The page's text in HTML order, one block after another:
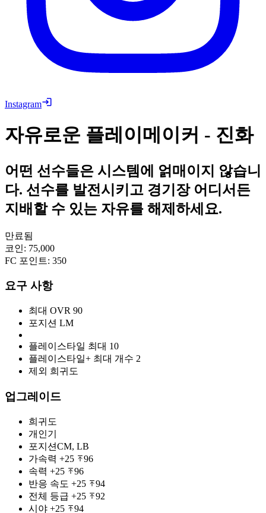
Instagram
자유로운 플레이메이커 - 진화
어떤 선수들은 시스템에 얽매이지 않습니
다. 선수를 발전시키고 경기장 어디서든
지배할 수 있는 자유를 해제하세요.
만료됨
코인: 75,000
FC 포인트: 350
요구 사항
최대 OVR 90
포지션 LM
플레이스타일 최대 10
플레이스타일+ 최대 개수 2
제외 희귀도
업그레이드
희귀도
개인기
포지션CM, LB
가속력 +25
96
속력 +25
96
반응 속도 +25
94
전체 등급 +25
92
시야 +25 94